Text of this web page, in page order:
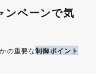
ンペーンで気
の重要な制御ポイント